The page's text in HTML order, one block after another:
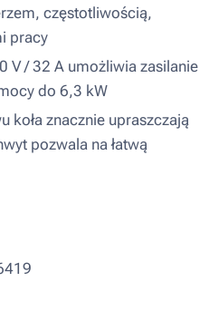
częstotliwością,
pracy
V / 32 A umożliwia zasilanie
do 6,3 kW
koła znacznie upraszczają
pozwala na łatwą